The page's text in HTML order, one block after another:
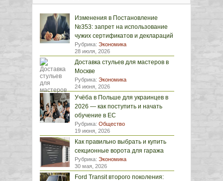
Изменения в Постановление
№353: запрет на использование
чужих сертификатов и деклараций
Рубрика: Экономика
28 июля, 2026
Доставка стульев для мастеров в
Москве
Рубрика: Экономика
24 июня, 2026
Учёба в Польше для украинцев в
2026 — как поступить и начать
обучение в ЕС
Рубрика: Общество
19 июня, 2026
Как правильно выбрать и купить
секционные ворота для гаража
Рубрика: Экономика
30 мая, 2026
Ford Transit второго поколения: